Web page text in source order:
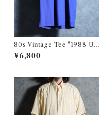
80s Vintage Tee "1988 Ukr
ainian Millennium Olympia
d" Jerzees ヴィンテージ Tシ
¥6,800